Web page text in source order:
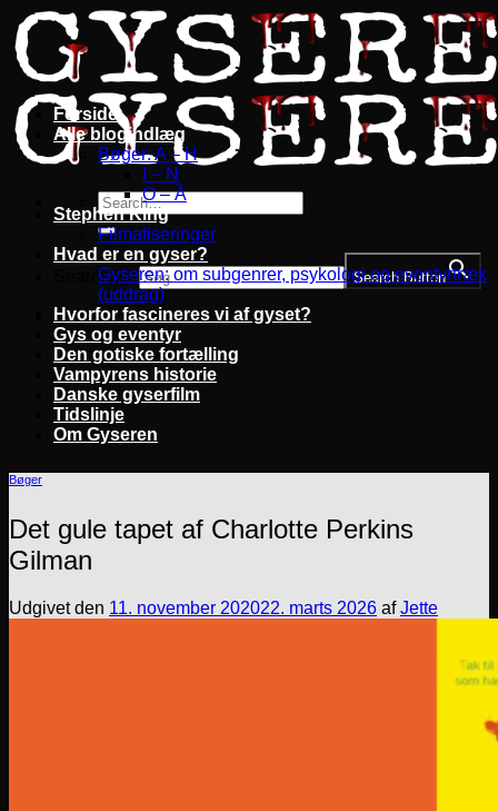
Fortsæt
til
indhold
Search for: Search Button
Forside
Alle blogindlæg
Bøger: A – H
I – N
O – Å
Stephen King
Filmatiseringer
Hvad er en gyser?
Gyseren: om subgenrer, psykologi og eventyrtræk
(uddrag)
Hvorfor fascineres vi af gyset?
Gys og eventyr
Den gotiske fortælling
Vampyrens historie
Danske gyserfilm
Tidslinje
Om Gyseren
Bøger
Det gule tapet af Charlotte Perkins
Gilman
Udgivet den 11. november 202022. marts 2026 afJette